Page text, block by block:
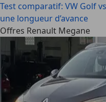
Test comparatif: VW Golf
une longueur d’avance
Offres Renault Megane